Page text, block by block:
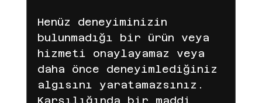
Henüz deneyiminizin
bulunmadığı bir ürün veya
hizmeti onaylayamaz veya
daha önce deneyimlediğiniz
algısını yaratamazsınız.
Karşılığında bir maddi